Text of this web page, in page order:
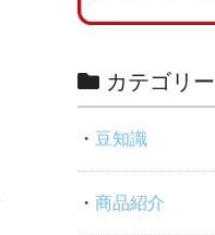
カテゴリー
豆知識
商品紹介